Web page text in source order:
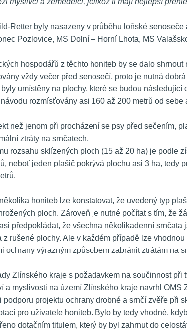
Retter byly nasazeny v průběhu loňské senoseče
Pozlovice, MS Dolní – Horní Lhota, MS
hospodářů z těchto honiteb by se dalo shrnout
vždy večer před senosečí, proto je nutná
umístěny na plochy, které se budou následující
rozmísťovány asi 160 až 200 metrů od sebe
než jenom při procházení se psy před sečením,
ztráty na srnčatech,
rozsahu sklízených ploch (15 až 20 ha) je podle
neboť jeden plašič pokrývá plochu asi 3 ha, tedy
honiteb lze konstatovat, že uvedený typ
ploch. Zároveň je nutné počítat s tím, že
předpokládat, že všechna několikadenní srnčata
rušené plochy. Ale v každém případě lze vhodnou
ochrany výrazným způsobem zabránit ztrátám na
Zlínského kraje s požadavkem na součinnost při
a myslivosti na území Zlínského kraje navrhl OMS
projektu ochrany drobné a srnčí zvěře při
pro uživatele honiteb. Bylo by tedy vhodné,
dotačním titulem, který by byl zahrnut do